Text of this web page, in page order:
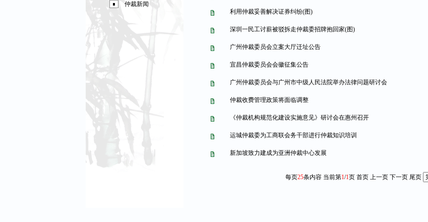
仲裁新闻
利用仲裁妥善解决证券纠纷(图)
深圳一民工讨薪被驳拆走仲裁委招牌抱回家(图)
广州仲裁委员会立案大厅迁址公告
宜昌仲裁委员会会徽征集公告
广州仲裁委员会与广州市中级人民法院举办法律问题研讨会
仲裁收费管理政策将面临调整
《仲裁机构规范化建设实施意见》研讨会在惠州召开
运城仲裁委为工商联会务干部进行仲裁知识培训
新加坡致力建成为亚洲仲裁中心发展
每页25条内容 当前第1/1页 首页上一页 下一页 尾页